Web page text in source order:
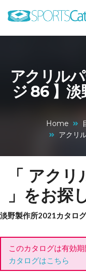
アクリル
ジ 86 】淡
Home
アクリ
「 アク
」をお探
淡野製作所2021カタロ
このカタログは有効
カタログはこちら